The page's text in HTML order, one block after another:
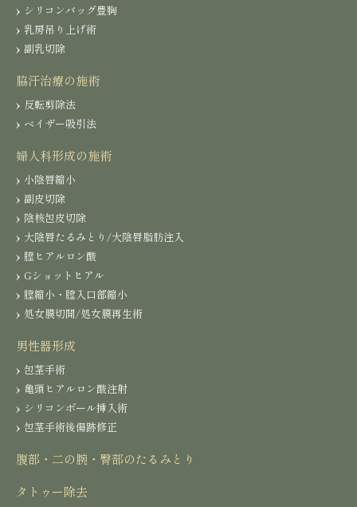
シリコンバッグ豊胸
乳房吊り上げ術
副乳切除
脇汗治療の施術
反転剪除法
ベイザー吸引法
婦人科形成の施術
小陰唇縮小
副皮切除
陰核包皮切除
大陰唇たるみとり/大陰唇脂肪注入
膣ヒアルロン酸
Gショットヒアル
膣縮小・膣入口部縮小
処女膜切開/処女膜再生術
男性器形成
包茎手術
亀頭ヒアルロン酸注射
シリコンボール挿入術
包茎手術後傷跡修正
腹部・二の腕・臀部のたるみとり
タトゥー除去